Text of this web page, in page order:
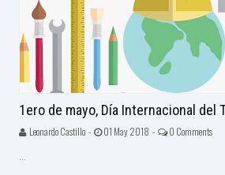
1ero de mayo, Día Internacional del
Leonardo Castillo - 01 May 2018 - 0 Comments